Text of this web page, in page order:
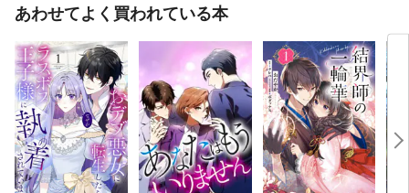
あわせてよく買われている本